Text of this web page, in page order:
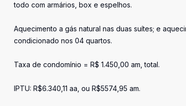
todo com armários, box e espelhos.
Aquecimento a gás natural nas duas suítes; e
condicionado nos 04 quartos.
Taxa de condomínio = R$ 1.450,00 am, total.
IPTU: R$6.340,11 aa, ou R$5574,95 am.